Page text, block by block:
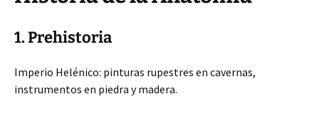
1. Prehistoria
Imperio Helénico: pinturas rupestres en cavernas,
instrumentos en piedra y madera.